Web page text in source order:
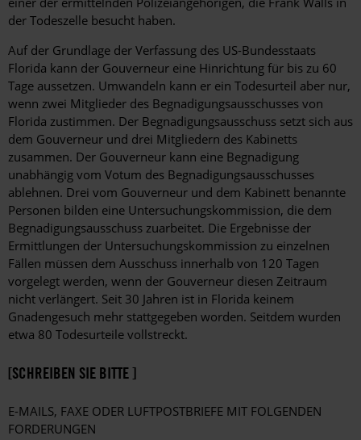
der Todeszelle besucht haben.
Auf der Grundlage der Verfassung des US-Bundesstaats
Florida kann der Gouverneur eine Hinrichtung für bis zu 60
Tage aussetzen. Umwandeln kann er ein Todesurteil aber nur,
wenn zwei Mitglieder des Begnadigungsausschusses von
Florida zustimmen. Der Begnadigungsausschuss setzt sich aus
dem Gouverneur und drei Mitgliedern des Kabinetts
zusammen. Der Gouverneur kann eine Begnadigung
unabhängig vom Votum des Begnadigungsausschusses
ablehnen. Drei vom Gouverneur und dem Kabinett benannte
Personen bilden eine Untersuchungskommission, die dem
Begnadigungsausschuss zuarbeitet. Die Ergebnisse der
Ermittlungen der Untersuchungskommission zu einzelnen
Fällen müssen dem Ausschuss innerhalb von 120 Tagen
vorgelegt werden, wenn der Gouverneur diesen Zeitraum
nicht verlängert. Seit 30 Jahren ist in Florida keinem
Gnadengesuch mehr stattgegeben worden. Seitdem wurden
etwa 80 Todesurteile vollstreckt.
[SCHREIBEN SIE BITTE ]
E-MAILS, FAXE ODER LUFTPOSTBRIEFE MIT FOLGENDEN
FORDERUNGEN